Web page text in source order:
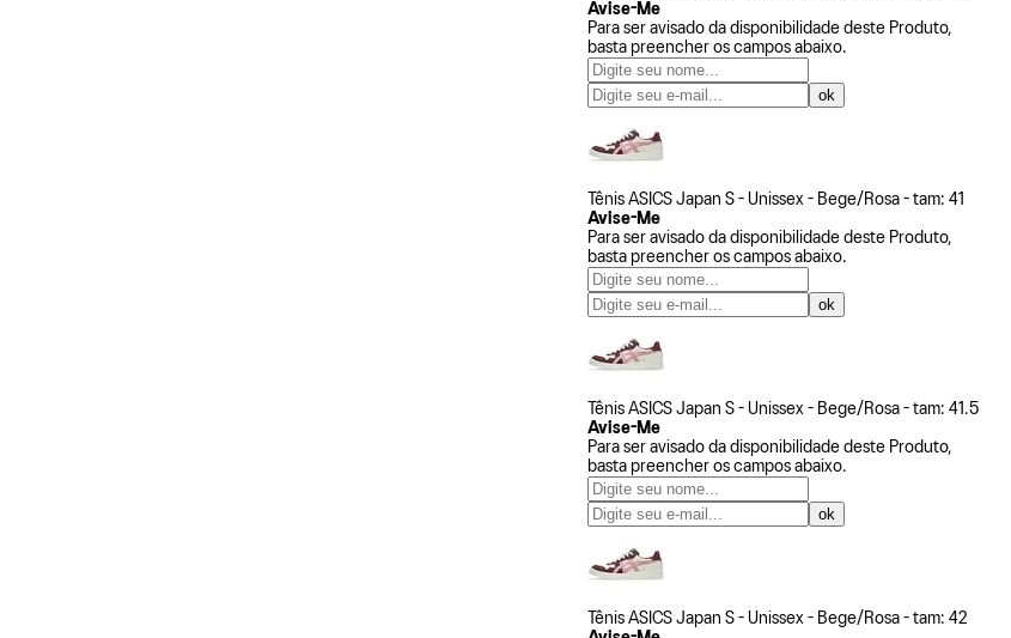
Avise-Me
Para ser avisado da disponibilidade deste Produto,
basta preencher os campos abaixo.
Tênis ASICS Japan S - Unissex - Bege/Rosa - tam: 41
Avise-Me
Para ser avisado da disponibilidade deste Produto,
basta preencher os campos abaixo.
Tênis ASICS Japan S - Unissex - Bege/Rosa - tam: 41.5
Avise-Me
Para ser avisado da disponibilidade deste Produto,
basta preencher os campos abaixo.
Tênis ASICS Japan S - Unissex - Bege/Rosa - tam: 42